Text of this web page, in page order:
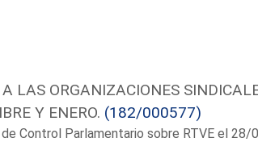
LAS ORGANIZACIONES
Y ENERO. (182/000577)
Control Parlamentario sobre RTVE el 28/